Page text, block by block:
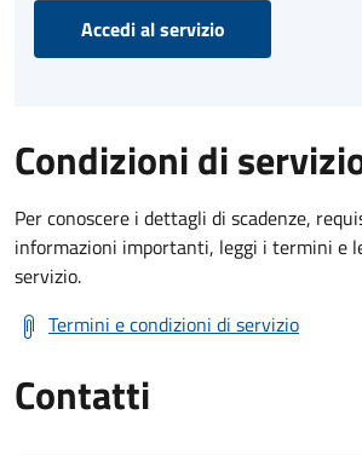
Accedi al servizio
Condizioni di
Per conoscere i dettagli di scadenze,
informazioni importanti, leggi i termini e
servizio.
Termini e condizioni di servizio
Contatti